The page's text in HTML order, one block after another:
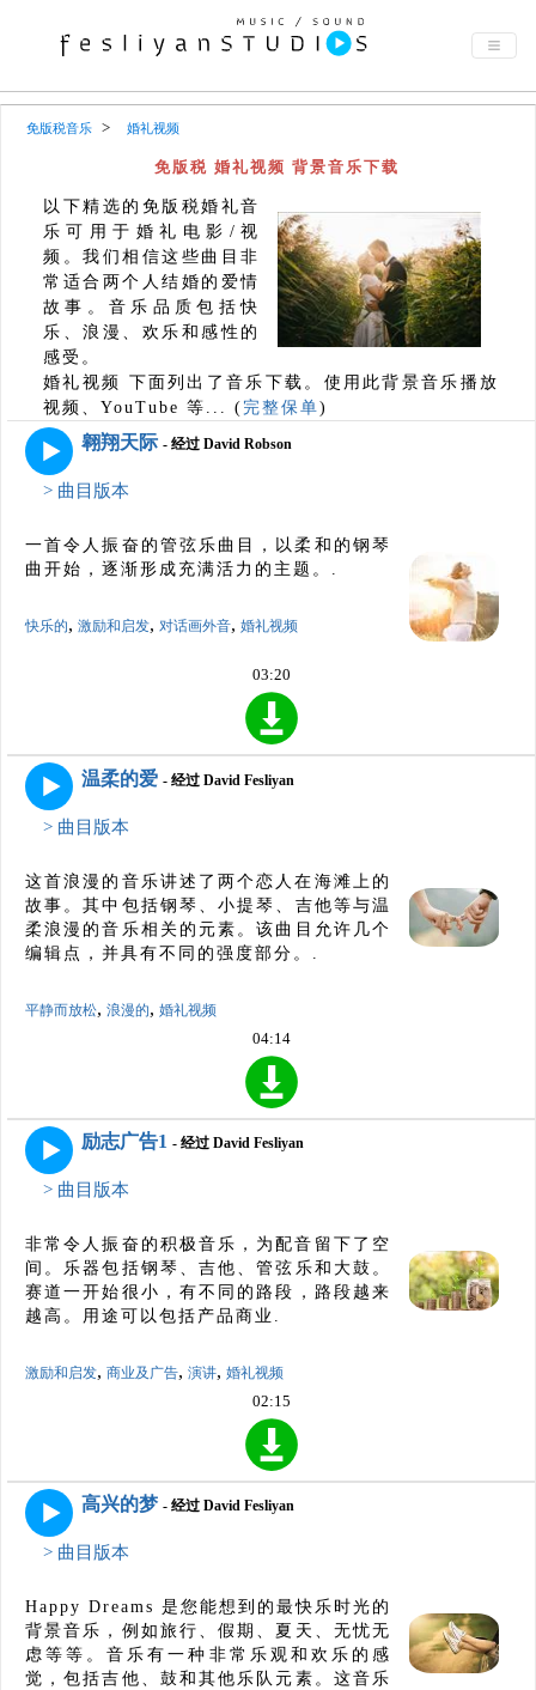
免版税音乐 婚礼视频
免版税 婚礼视频 背景音乐下载
以下精选的免版税婚礼音
乐可用于婚礼电影/视
频。我们相信这些曲目非
常适合两个人结婚的爱情
故事。音乐品质包括快
乐、浪漫、欢乐和感性的
感受。
婚礼视频 下面列出了音乐下载。使用此背景音乐播放
视频、YouTube 等... ( 完整保单)
翱翔天际 - 经过 David Robson
> 曲目版本
一首令人振奋的管弦乐曲目，以柔和的钢琴
曲开始，逐渐形成充满活力的主题。.
快乐的, 激励和启发, 对话画外音, 婚礼视频
03:20
温柔的爱 - 经过 David Fesliyan
> 曲目版本
这首浪漫的音乐讲述了两个恋人在海滩上的
故事。其中包括钢琴、小提琴、吉他等与温
柔浪漫的音乐相关的元素。该曲目允许几个
编辑点，并具有不同的强度部分。.
平静而放松, 浪漫的, 婚礼视频
04:14
励志广告1 - 经过 David Fesliyan
> 曲目版本
非常令人振奋的积极音乐，为配音留下了空
间。乐器包括钢琴、吉他、管弦乐和大鼓。
赛道一开始很小，有不同的路段，路段越来
越高。用途可以包括产品商业.
激励和启发, 商业及广告, 演讲, 婚礼视频
02:15
高兴的梦 - 经过 David Fesliyan
> 曲目版本
Happy Dreams 是您能想到的最快乐时光的
背景音乐，例如旅行、假期、夏天、无忧无
虑等等。音乐有一种非常乐观和欢乐的感
觉，包括吉他、鼓和其他乐队元素。这音乐